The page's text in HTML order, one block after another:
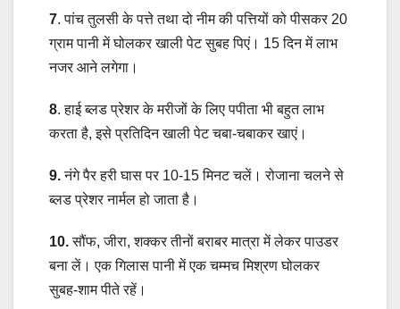
7. पांच तुलसी के पत्ते तथा दो नीम की पत्तियों को पीसकर 20
ग्राम पानी में घोलकर खाली पेट सुबह पिएं। 15 दिन में लाभ
नजर आने लगेगा।
8. हाई ब्लड प्रेशर के मरीजों के लिए पपीता भी बहुत लाभ
करता है, इसे प्रतिदिन खाली पेट चबा-चबाकर खाएं।
9.नंगे पैर हरी घास पर 10-15 मिनट चलें। रोजाना चलने से
ब्लड प्रेशर नार्मल हो जाता है।
10.सौंफ, जीरा, शक्कर तीनों बराबर मात्रा में लेकर पाउडर
बना लें। एक गिलास पानी में एक चम्मच मिश्रण घोलकर
सुबह-शाम पीते रहें।